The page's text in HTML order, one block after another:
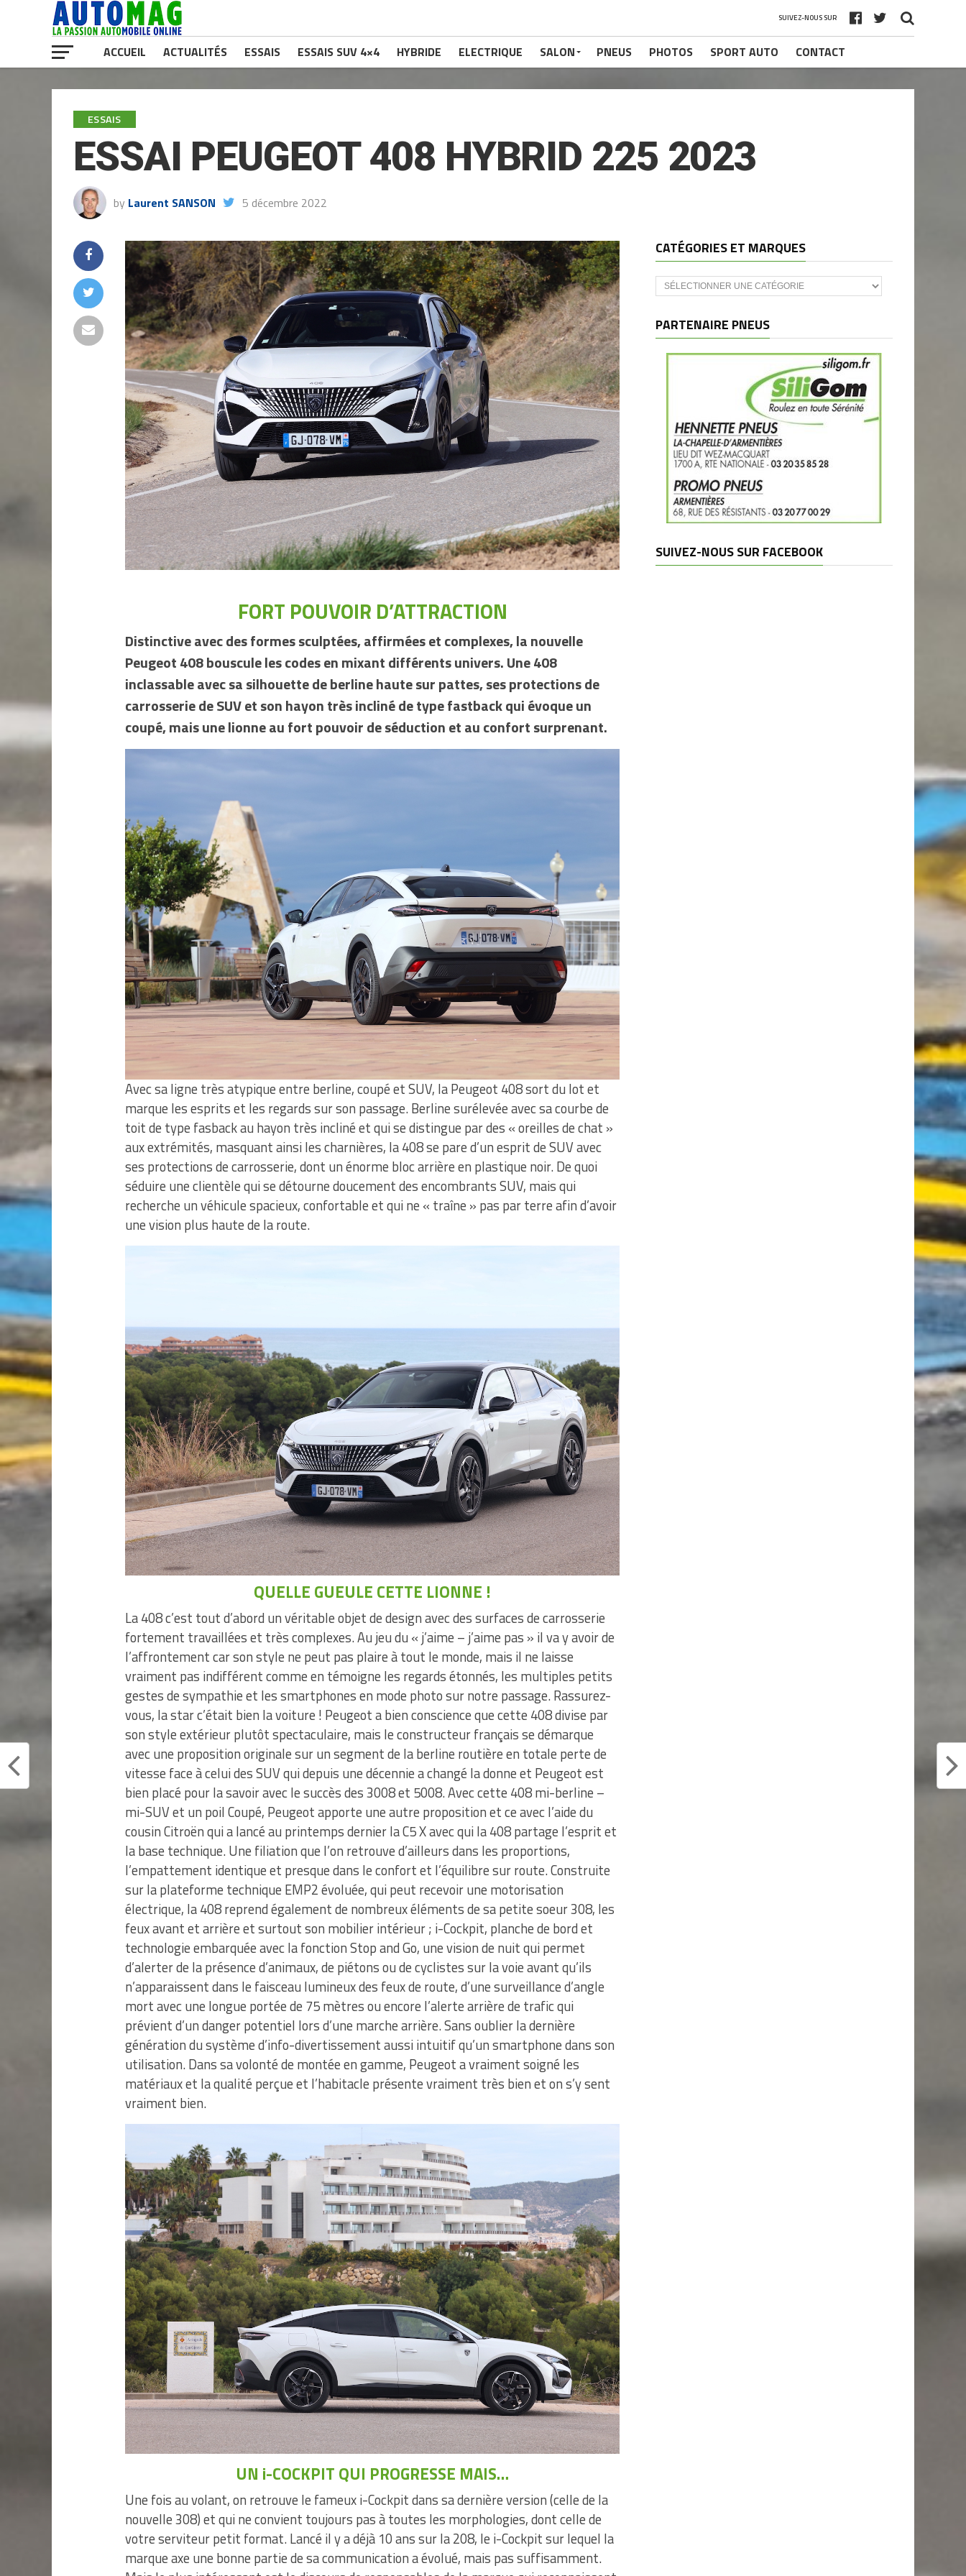
SUIVEZ-NOUS SUR
ACCUEIL ACTUALITÉS ESSAIS ESSAIS SUV 4×4 HYBRIDE ELECTRIQUE SALON PNEUS PHOTOS SPORT AUTO CONTACT
ESSAIS
ESSAI PEUGEOT 408 HYBRID 225 2023
by Laurent SANSON 5 décembre 2022
FORT POUVOIR D’ATTRACTION
Distinctive avec des formes sculptées, affirmées et complexes, la nouvelle
Peugeot 408 bouscule les codes en mixant différents univers. Une 408
inclassable avec sa silhouette de berline haute sur pattes, ses protections de
carrosserie de SUV et son hayon très incliné de type fastback qui évoque un
coupé, mais une lionne au fort pouvoir de séduction et au confort surprenant.
Avec sa ligne très atypique entre berline, coupé et SUV, la Peugeot 408 sort du lot et
marque les esprits et les regards sur son passage. Berline surélevée avec sa courbe de
toit de type fasback au hayon très incliné et qui se distingue par des « oreilles de chat »
aux extrémités, masquant ainsi les charnières, la 408 se pare d’un esprit de SUV avec
ses protections de carrosserie, dont un énorme bloc arrière en plastique noir. De quoi
séduire une clientèle qui se détourne doucement des encombrants SUV, mais qui
recherche un véhicule spacieux, confortable et qui ne « traîne » pas par terre afin d’avoir
une vision plus haute de la route.
QUELLE GUEULE CETTE LIONNE !
La 408 c’est tout d’abord un véritable objet de design avec des surfaces de carrosserie
fortement travaillées et très complexes. Au jeu du « j’aime – j’aime pas » il va y avoir de
l’affrontement car son style ne peut pas plaire à tout le monde, mais il ne laisse
vraiment pas indifférent comme en témoigne les regards étonnés, les multiples petits
gestes de sympathie et les smartphones en mode photo sur notre passage. Rassurez-
vous, la star c’était bien la voiture ! Peugeot a bien conscience que cette 408 divise par
son style extérieur plutôt spectaculaire, mais le constructeur français se démarque
avec une proposition originale sur un segment de la berline routière en totale perte de
vitesse face à celui des SUV qui depuis une décennie a changé la donne et Peugeot est
bien placé pour la savoir avec le succès des 3008 et 5008. Avec cette 408 mi-berline –
mi-SUV et un poil Coupé, Peugeot apporte une autre proposition et ce avec l’aide du
cousin Citroën qui a lancé au printemps dernier la C5 X avec qui la 408 partage l’esprit et
la base technique. Une filiation que l’on retrouve d’ailleurs dans les proportions,
l’empattement identique et presque dans le confort et l’équilibre sur route. Construite
sur la plateforme technique EMP2 évoluée, qui peut recevoir une motorisation
électrique, la 408 reprend également de nombreux éléments de sa petite soeur 308, les
feux avant et arrière et surtout son mobilier intérieur ; i-Cockpit, planche de bord et
technologie embarquée avec la fonction Stop and Go, une vision de nuit qui permet
d’alerter de la présence d’animaux, de piétons ou de cyclistes sur la voie avant qu’ils
n’apparaissent dans le faisceau lumineux des feux de route, d’une surveillance d’angle
mort avec une longue portée de 75 mètres ou encore l’alerte arrière de trafic qui
prévient d’un danger potentiel lors d’une marche arrière. Sans oublier la dernière
génération du système d’info-divertissement aussi intuitif qu’un smartphone dans son
utilisation. Dans sa volonté de montée en gamme, Peugeot a vraiment soigné les
matériaux et la qualité perçue et l’habitacle présente vraiment très bien et on s’y sent
vraiment bien.
UN i-COCKPIT QUI PROGRESSE MAIS…
Une fois au volant, on retrouve le fameux i-Cockpit dans sa dernière version (celle de la
nouvelle 308) et qui ne convient toujours pas à toutes les morphologies, dont celle de
votre serviteur petit format. Lancé il y a déjà 10 ans sur la 208, le i-Cockpit sur lequel la
marque axe une bonne partie de sa communication a évolué, mais pas suffisamment.
CATÉGORIES ET MARQUES
Catégories
et
PARTENAIRE PNEUS
SUIVEZ-NOUS SUR FACEBOOK